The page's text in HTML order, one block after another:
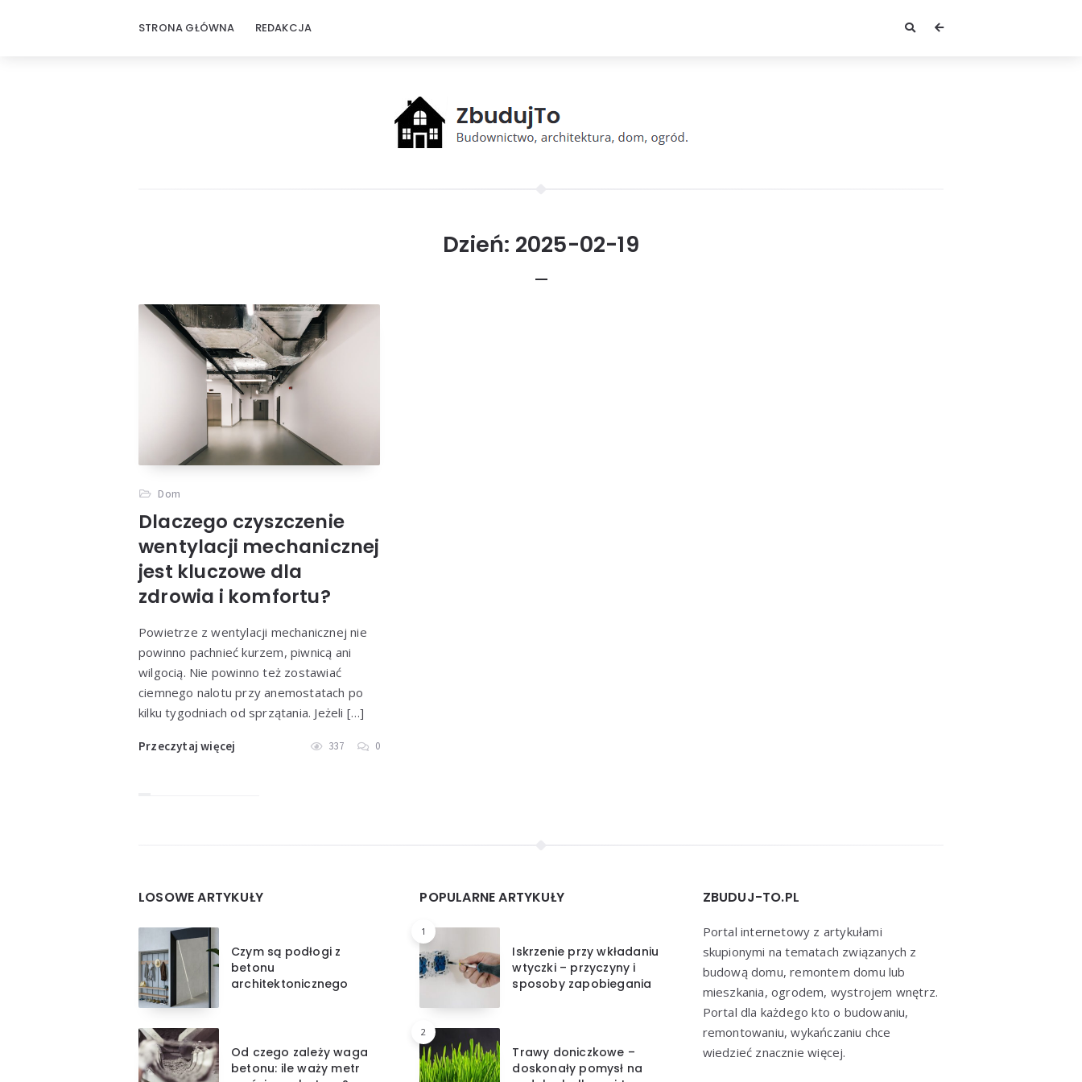
STRONA GŁÓWNA REDAKCJA
Dzień: 2025-02-19
Dom
Dlaczego czyszczenie
wentylacji mechanicznej
jest kluczowe dla
zdrowia i komfortu?
Powietrze z wentylacji mechanicznej nie
powinno pachnieć kurzem, piwnicą ani
wilgocią. Nie powinno też zostawiać
ciemnego nalotu przy anemostatach po
kilku tygodniach od sprzątania. Jeżeli […]
Przeczytaj więcej 337 0
LOSOWE ARTYKUŁY
Czym są podłogi z
betonu
architektonicznego
Od czego zależy waga
betonu: ile waży metr
POPULARNE ARTYKUŁY
1
Iskrzenie przy wkładaniu
wtyczki – przyczyny i
sposoby zapobiegania
2
Trawy doniczkowe –
doskonały pomysł na
ZBUDUJ-TO.PL
Portal internetowy z artykułami
skupionymi na tematach związanych z
budową domu, remontem domu lub
mieszkania, ogrodem, wystrojem wnętrz.
Portal dla każdego kto o budowaniu,
remontowaniu, wykańczaniu chce
wiedzieć znacznie więcej.